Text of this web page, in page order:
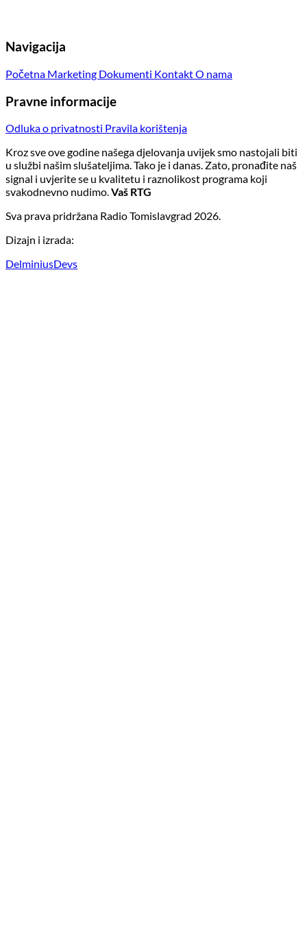
Navigacija
Početna Marketing Dokumenti KontaktO nama
Pravne informacije
Odluka o privatnosti Pravila korištenja
Kroz sve ove godine našega djelovanja uvijek smo nastojali biti
u službi našim slušateljima. Tako je i danas. Zato, pronađite naš
signal i uvjerite se u kvalitetu i raznolikost programa koji
svakodnevno nudimo.Vaš RTG
Sva prava pridržana Radio Tomislavgrad 2026.
Dizajn i izrada:
DelminiusDevs